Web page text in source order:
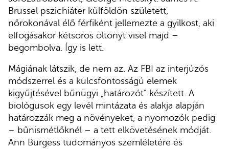
Brussel pszichiáter külföldön született,
nőrokonával élő férfiként jellemezte a gyilkost, aki
elfogásakor kétsoros öltönyt visel majd –
begombolva. Így is lett.
Mágiának látszik, de nem az. Az FBI az interjúzós
módszerrel és a kulcsfontosságú elemek
kigyűjtésével bűnügyi „határozót” készített. A
biológusok egy levél mintázata és alakja alapján
határozzák meg a növényeket, a nyomozók pedig
– bűnismétlőknél – a tett elkövetésének módját.
Ann Burgess tudományos szemléletére és